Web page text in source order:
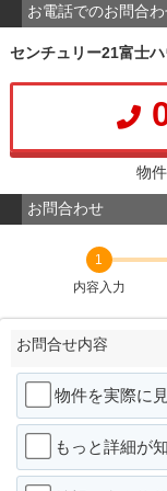
お電話でのお問合
センチュリー21富士
物
お問合わせ
1
内容入力
お問合せ内容
物件を実際に
もっと詳細が